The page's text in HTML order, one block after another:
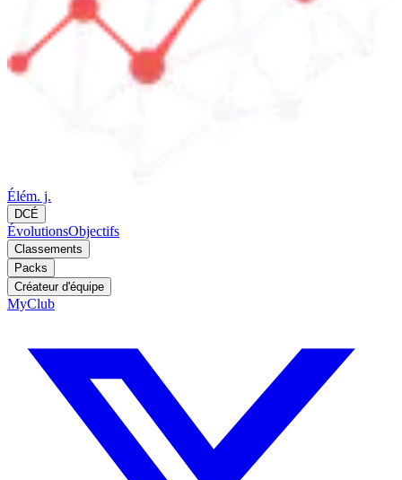
Élém. j.
DCÉ
ÉvolutionsObjectifs
Classements
Packs
Créateur d'équipe
MyClub